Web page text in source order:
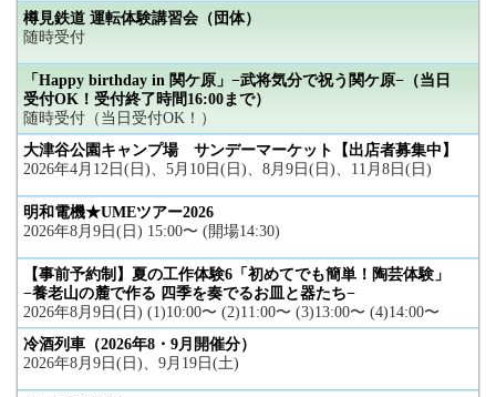
樽見鉄道 運転体験講習会（団体）
随時受付
「Happy birthday in 関ケ原」−武将気分で祝う関ケ原−（当日
受付OK！受付終了時間16:00まで）
随時受付（当日受付OK！）
大津谷公園キャンプ場 サンデーマーケット【出店者募集中】
2026年4月12日(日)、5月10日(日)、8月9日(日)、11月8日(日)
明和電機★UMEツアー2026
2026年8月9日(日) 15:00〜 (開場14:30)
【事前予約制】夏の工作体験6「初めてでも簡単！陶芸体験」
−養老山の麓で作る 四季を奏でるお皿と器たち−
2026年8月9日(日) (1)10:00〜 (2)11:00〜 (3)13:00〜 (4)14:00〜
冷酒列車（2026年8・9月開催分）
2026年8月9日(日)、9月19日(土)